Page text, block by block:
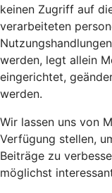
keinen Zugriff auf
verarbeiteten
werden, legt allein
eingerichtet,
werden.
Wir lassen uns von
Verfügung stellen,
Beiträge zu
möglichst